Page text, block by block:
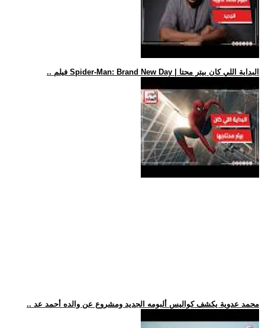
.. فيلم Spider-Man: Brand New Day | البداية اللي كان بيتر محتا
.. محمد عدوية يكشف كواليس ألبومه الجديد ومشروع عن والده أحمد عد